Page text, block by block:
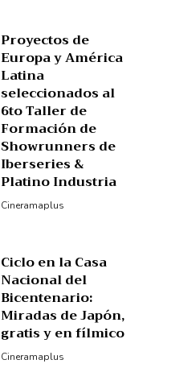
Proyectos de
Europa y América
Latina
seleccionados al
6to Taller de
Formación de
Showrunners de
Iberseries &
Platino Industria
Cineramaplus
Ciclo en la Casa
Nacional del
Bicentenario:
Miradas de Japón,
gratis y en fílmico
Cineramaplus